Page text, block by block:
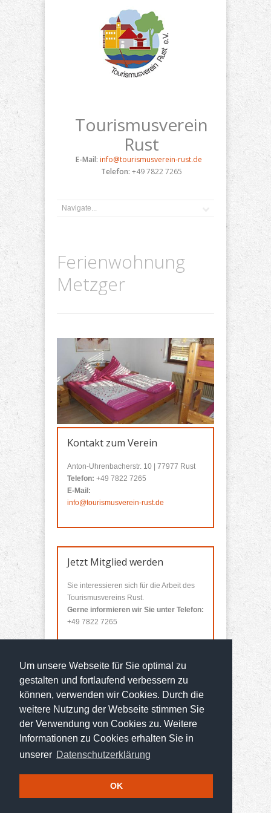
Um unsere Webseite für Sie optimal zu
gestalten und fortlaufend verbessern zu
können, verwenden wir Cookies. Durch die
weitere Nutzung der Webseite stimmen Sie
der Verwendung von Cookies zu. Weitere
Informationen zu Cookies erhalten Sie in
unserer Datenschutzerklärung
OK
Tourismusverein
Rust
E-Mail: info@tourismusverein-rust.de
Telefon: +49 7822 7265
Ferienwohnung
Metzger
Kontakt zum Verein
Anton-Uhrenbacherstr. 10 | 77977 Rust
Telefon: +49 7822 7265
E-Mail:
info@tourismusverein-rust.de
Jetzt Mitglied werden
Sie interessieren sich für die Arbeit des
Tourismusvereins Rust.
Gerne informieren wir Sie unter Telefon:
+49 7822 7265
Über unserMitgliedsformularkönnen Sie
sich bei uns anmelden.
© 2014 Tourismusverein Rust
Entwickelt vonkreativo Media